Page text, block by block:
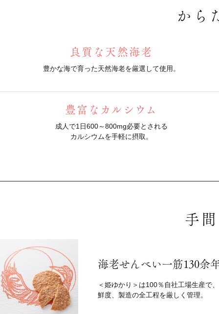
から
良質な天然海老
豊かな海で育った天然海老を厳選して使用。
豊富なカルシウム
成人で1日600～800mg必要とされる
カルシウムを手軽に摂取。
手
海老せんべい一筋130余
＜姫ゆかり＞は100％自社工場生産で
鮮度、製造の全工程を厳しく管理。